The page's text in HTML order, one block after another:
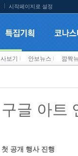
시작페이지로 설정
보기 안보뉴스 깜짝
글 아트
공개 행사 진행